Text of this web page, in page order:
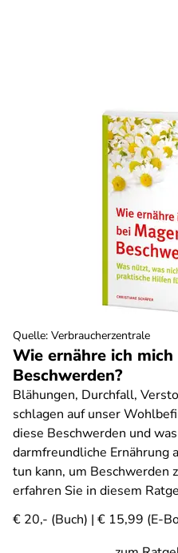
Wie ernähre ich
Beschwerden?
Blähungen, Durchfall,
schlagen auf unser
diese Beschwerden und
darmfreundliche Ernährung
tun kann, um Beschwerden
erfahren Sie in diesem
€ 20,- (Buch) | € 15,99 (E-
Quelle: Verbraucherzentrale